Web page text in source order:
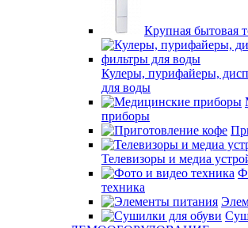
Крупная бытовая
Кулеры, пурифайеры,
для воды
приборы
Телевизоры и медиа
техника